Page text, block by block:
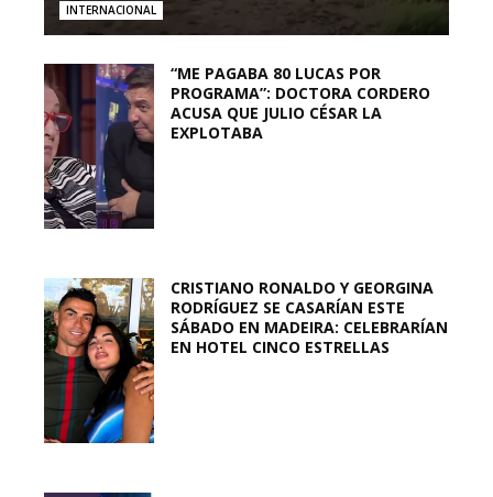
INTERNACIONAL
“ME PAGABA 80 LUCAS POR
PROGRAMA”: DOCTORA CORDERO
ACUSA QUE JULIO CÉSAR LA
EXPLOTABA
CRISTIANO RONALDO Y GEORGINA
RODRÍGUEZ SE CASARÍAN ESTE
SÁBADO EN MADEIRA: CELEBRARÍAN
EN HOTEL CINCO ESTRELLAS